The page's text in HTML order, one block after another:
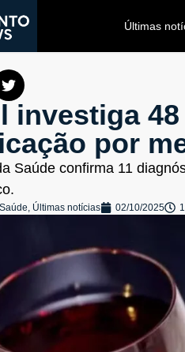
Últimas
investiga
por
Saúde confirma 11
Saúde, Últimas notícias 02/10/2025